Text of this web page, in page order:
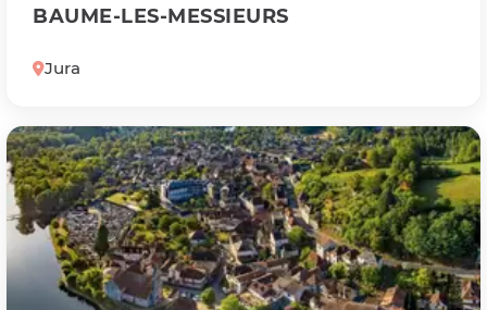
BAUME-LES-MESSIEURS
Jura